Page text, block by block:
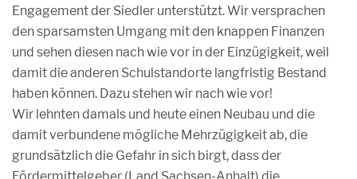
Engagement der Siedler unterstützt. Wir versprachen
den sparsamsten Umgang mit den knappen Finanzen
und sehen diesen nach wie vor in der Einzügigkeit, weil
damit die anderen Schulstandorte langfristig Bestand
haben können. Dazu stehen wir nach wie vor!
Wir lehnten damals und heute einen Neubau und die
damit verbundene mögliche Mehrzügigkeit ab, die
grundsätzlich die Gefahr in sich birgt, dass der